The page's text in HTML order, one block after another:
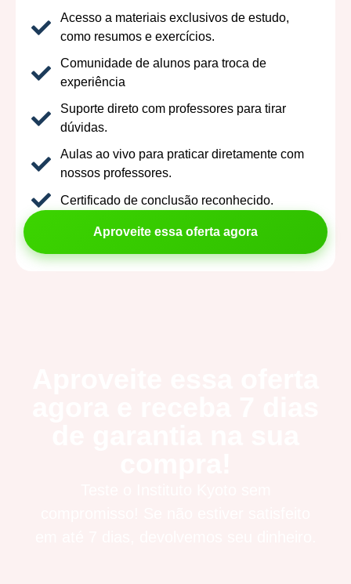
Acesso a materiais exclusivos de estudo,
como resumos e exercícios.
Comunidade de alunos para troca de
experiência
Suporte direto com professores para tirar
dúvidas.
Aulas ao vivo para praticar diretamente com
nossos professores.
Certificado de conclusão reconhecido.
Aproveite essa oferta agora